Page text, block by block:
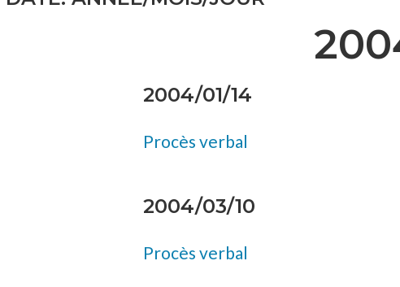
2004/01/14
Procès verbal
2004/03/10
Procès verbal